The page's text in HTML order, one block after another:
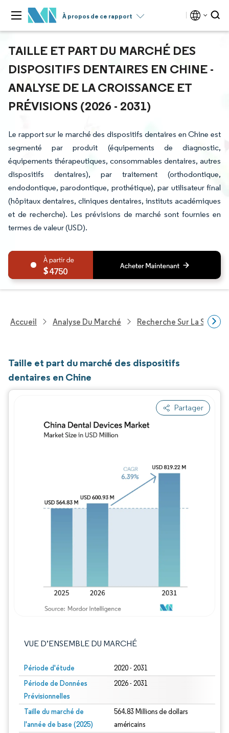
À propos de ce rapport
TAILLE ET PART DU MARCHÉ DES
DISPOSITIFS DENTAIRES EN CHINE -
ANALYSE DE LA CROISSANCE ET
PRÉVISIONS (2026 - 2031)
Le rapport sur le marché des dispositifs dentaires en Chine est
segmenté par produit (équipements de diagnostic,
équipements thérapeutiques, consommables dentaires, autres
dispositifs dentaires), par traitement (orthodontique,
endodontique, parodontique, prothétique), par utilisateur final
(hôpitaux dentaires, cliniques dentaires, instituts académiques
et de recherche). Les prévisions de marché sont fournies en
termes de valeur (USD).
4750
Accueil Analyse Du Marché Recherche Sur La Santé
Taille et part du marché des dispositifs
dentaires en Chine
Partager
VUE D’ENSEMBLE DU MARCHÉ
Période d'étude 2020 - 2031
Période de Données
Prévisionnelles
2026 - 2031
Taille du marché de
l'année de base (2025)
564.83 Millions de dollars
américains